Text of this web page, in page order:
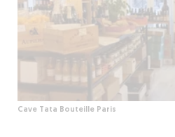
Cave Tata Bouteille Paris